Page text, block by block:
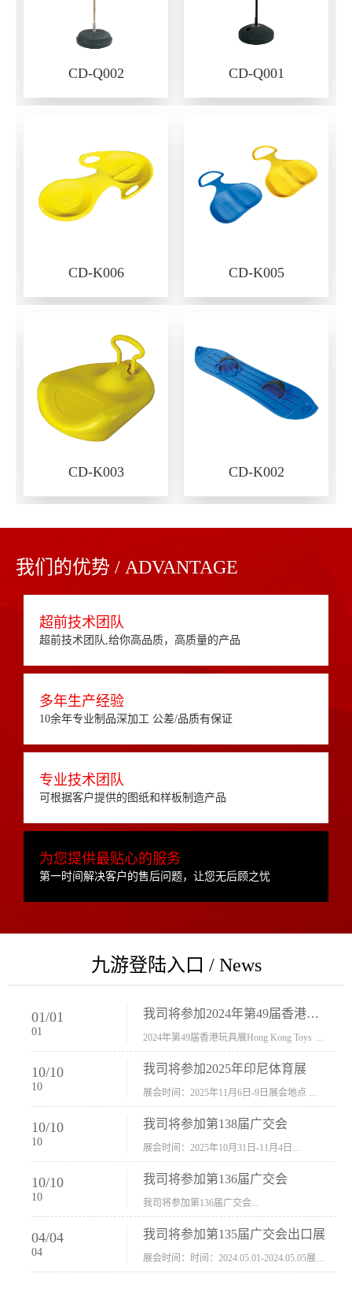
CD-Q002 CD-Q001
CD-K006 CD-K005
CD-K003 CD-K002
我们的优势 / ADVANTAGE
超前技术团队
超前技术团队,给你高品质，高质量的产品
多年生产经验
10余年专业制品深加工 公差/品质有保证
专业技术团队
可根据客户提供的图纸和样板制造产品
为您提供最贴心的服务
第一时间解决客户的售后问题，让您无后顾之忧
九游登陆入口 / News
01/01
01
我司将参加2024年第49届香港玩具展Hong Kong Toys & Games Fair 欢迎新···
10/10
10
我司将参加2025年印尼体育展
10/10
10
我司将参加第138届广交会
展会时间：2025年10月31日-11月4日...
10/10
10
我司将参加第136届广交会
我司将参加第136届广交会...
04/04
04
我司将参加第135届广交会出口展
展会时间：时间：2024.05.01-2024.05.05展会地址：中国进出口商品交易会展馆福建康莱宝公司展位号12.1G37-38、H11-12，浙江康莱宝展位号17.1B23-24、C19-20...